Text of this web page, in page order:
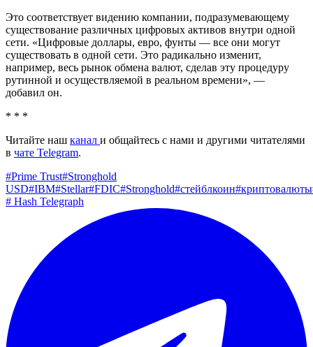
Это соответствует видению компании, подразумевающему
существование различных цифровых активов внутри одной
сети. «Цифровые доллары, евро, фунты — все они могут
существовать в одной сети. Это радикально изменит,
например, весь рынок обмена валют, сделав эту процедуру
рутинной и осуществляемой в реальном времени», —
добавил он.
* * *
Читайте наш канал и общайтесь с нами и другими читателями
в чате Telegram.
#Prime Trust#Stronghold
USD#IBM#Stellar#FDIC#Stronghold#стейблкоин#криптовалюты
# Hash Telegraph